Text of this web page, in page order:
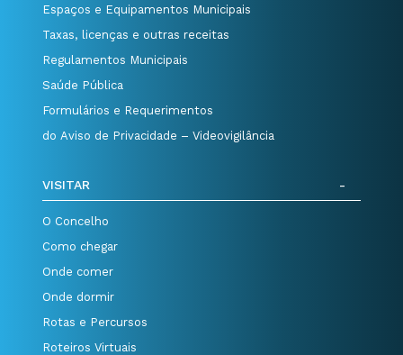
Espaços e Equipamentos Municipais
Taxas, licenças e outras receitas
Regulamentos Municipais
Saúde Pública
Formulários e Requerimentos
do Aviso de Privacidade – Videovigilância
VISITAR
O Concelho
Como chegar
Onde comer
Onde dormir
Rotas e Percursos
Roteiros Virtuais